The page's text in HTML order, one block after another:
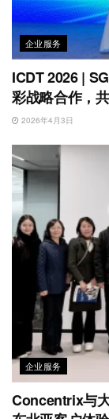
企业服务
ICDT 2026 |
彩战略合作，
2026年4月3日
企业服务
Concentrix与